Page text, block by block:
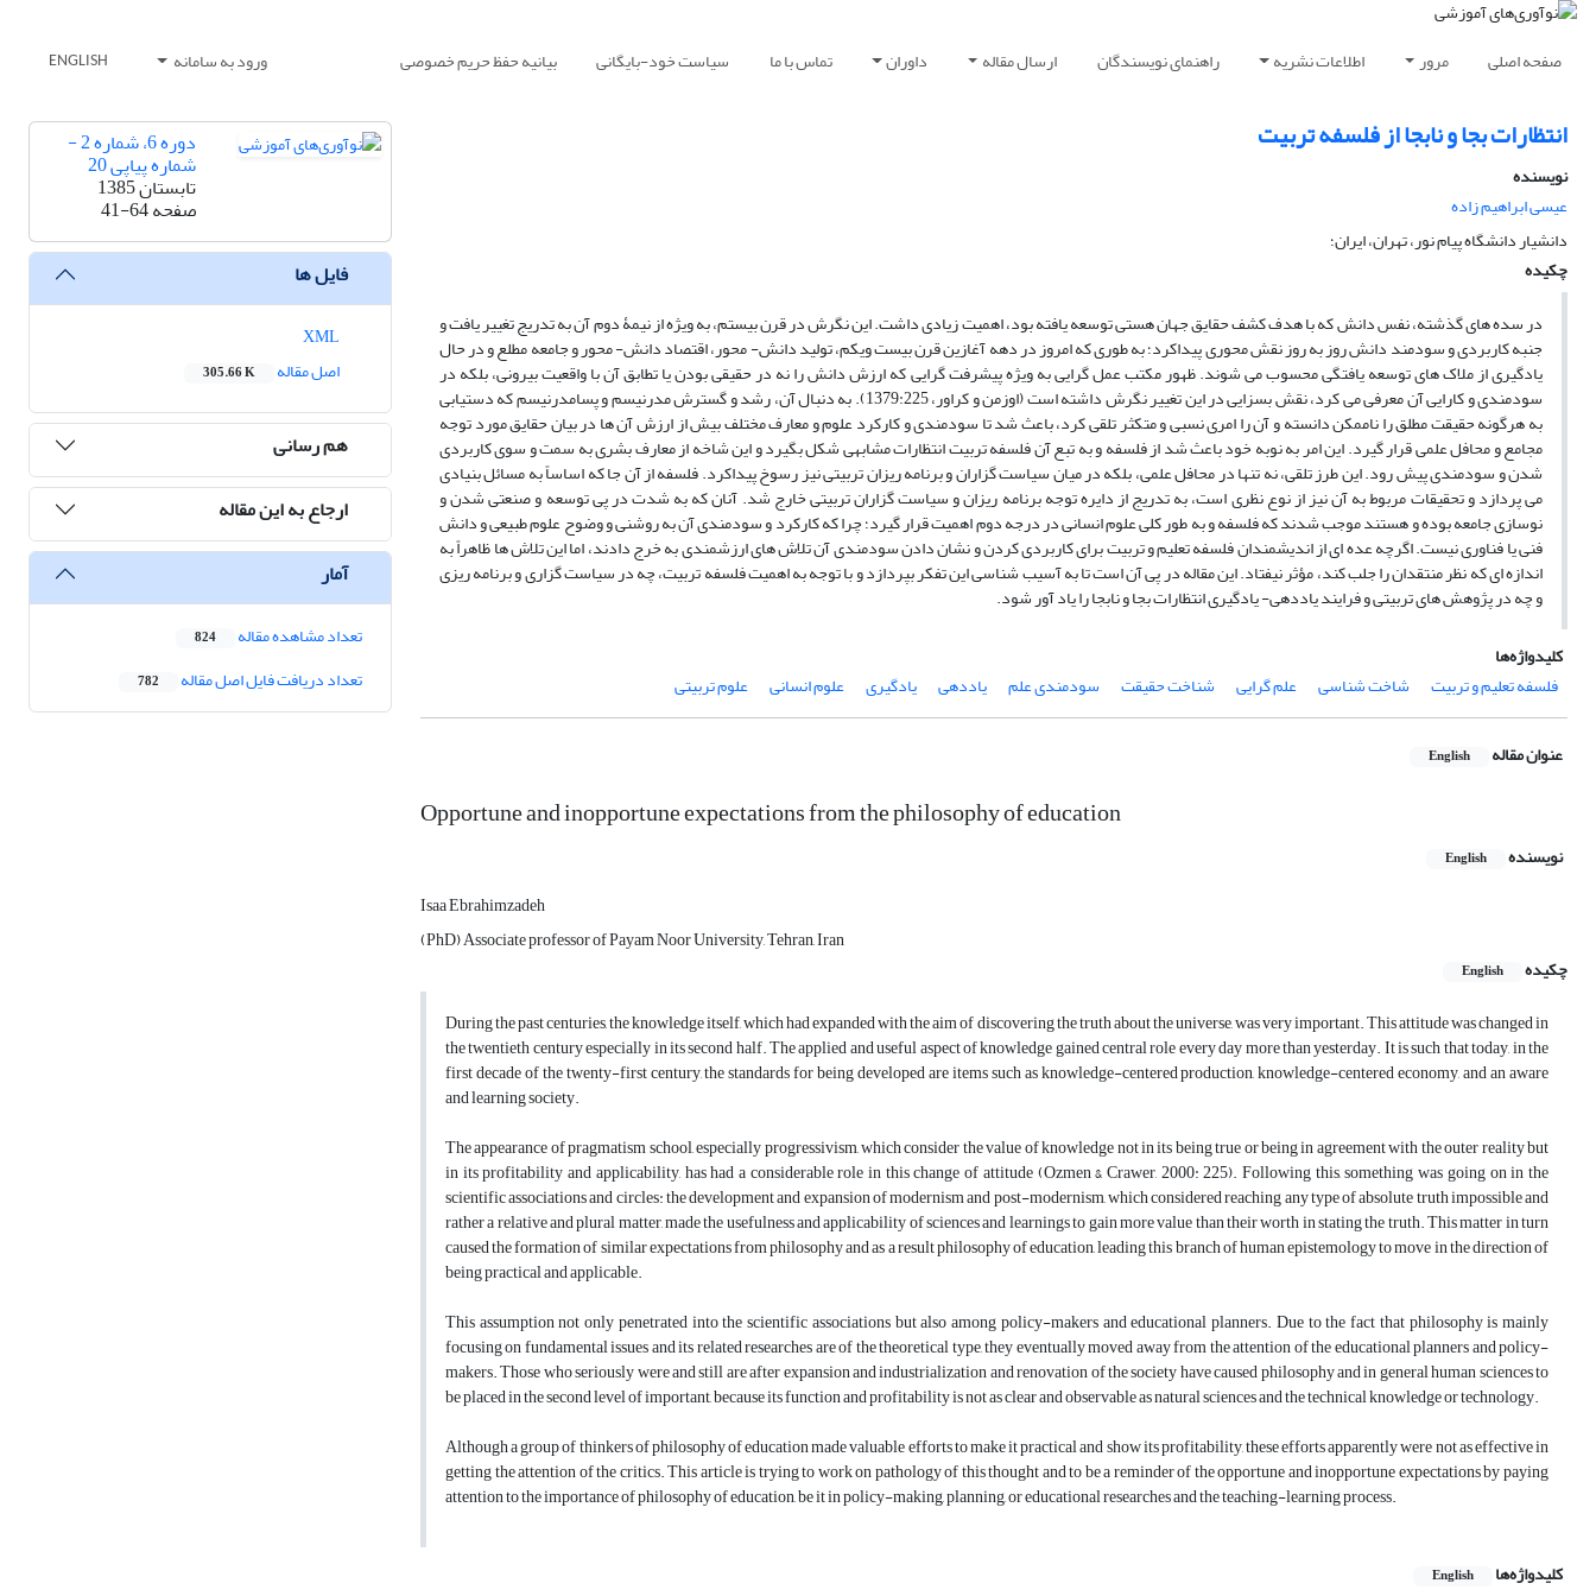
صفحه اصلی مرور اطلاعات نشریه راهنمای نویسندگان ارسال مقاله داوران تماس با ما سیاست خود-بایگانی بیانیه حفظ حریم خصوصی ورود به سامانه ENGLISH
انتظارات بجا و نابجا از فلسفه تربیت
نویسنده
عیسی ابراهیم زاده
دانشیار دانشگاه پیام نور، تهران، ایران؛
چکیده
در سده های گذشته، نفس دانش که با هدف کشف حقایق جهان هستی توسعه یافته بود، اهمیت زیادی داشت. این نگرش در قرن بیستم، به ویژه از نیمۀ دوم آن به تدریج تغییر یافت و
جنبه کاربردی و سودمند دانش روز به روز نقش محوری پیداکرد؛ به طوری که امروز در دهه آغازین قرن بیست ویکم، تولید دانش- محور، اقتصاد دانش- محور و جامعه مطلع و در حال
یادگیری از ملاک های توسعه یافتگی محسوب می شوند. ظهور مکتب عمل گرایی به ویژه پیشرفت گرایی که ارزش دانش را نه در حقیقی بودن یا تطابق آن با واقعیت بیرونی، بلکه در
سودمندی و کارایی آن معرفی می کرد، نقش بسزایی در این تغییر نگرش داشته است (اوزمن و کراور، 1379:225). به دنبال آن، رشد و گسترش مدرنیسم و پسامدرنیسم که دستیابی
به هرگونه حقیقت مطلق را ناممکن دانسته و آن را امری نسبی و متکثر تلقی کرد، باعث شد تا سودمندی و کارکرد علوم و معارف مختلف بیش از ارزش آن ها در بیان حقایق مورد توجه
مجامع و محافل علمی قرار گیرد. این امر به نوبه خود باعث شد از فلسفه و به تبع آن فلسفه تربیت انتظارات مشابهی شکل بگیرد و این شاخه از معارف بشری به سمت و سوی کاربردی
شدن و سودمندی پیش رود. این طرز تلقی، نه تنها در محافل علمی، بلکه در میان سیاست گزاران و برنامه ریزان تربیتی نیز رسوخ پیداکرد. فلسفه از آن جا که اساساً به مسائل بنیادی
می پردازد و تحقیقات مربوط به آن نیز از نوع نظری است، به تدریج از دایره توجه برنامه ریزان و سیاست گزاران تربیتی خارج شد. آنان که به شدت در پی توسعه و صنعتی شدن و
نوسازی جامعه بوده و هستند موجب شدند که فلسفه و به طور کلی علوم انسانی در درجه دوم اهمیت قرار گیرد؛ چرا که کارکرد و سودمندی آن به روشنی و وضوح علوم طبیعی و دانش
فنی یا فناوری نیست. اگرچه عده ای از اندیشمندان فلسفه تعلیم و تربیت برای کاربردی کردن و نشان دادن سودمندی آن تلاش های ارزشمندی به خرج دادند، اما این تلاش ها ظاهراً به
اندازه ای که نظر منتقدان را جلب کند، مؤثر نیفتاد. این مقاله در پی آن است تا به آسیب شناسی این تفکر بپردازد و با توجه به اهمیت فلسفه تربیت، چه در سیاست گزاری و برنامه ریزی
و چه در پژوهش های تربیتی و فرایند یاددهی- یادگیری انتظارات بجا و نابجا را یاد آور شود.
کلیدواژه‌ها
فلسفه تعلیم و تربیت
شاخت شناسی علم گرایی شناخت حقیقت سودمندی علم یاددهی یادگیری علوم انسانی علوم تربیتی
عنوان مقاله English
Opportune and inopportune expectations from the philosophy of education
نویسنده English
Isaa Ebrahimzadeh
(PhD) Associate professor of Payam Noor University, Tehran, Iran
چکیده
English
During the past centuries, the knowledge itself, which had expanded with the aim of discovering the truth about the universe, was very important. This attitude was changed in
the twentieth century especially in its second half. The applied and useful aspect of knowledge gained central role every day more than yesterday. It is such that today, in the
first decade of the twenty-first century, the standards for being developed are items such as knowledge-centered production, knowledge-centered economy, and an aware
and learning society.
The appearance of pragmatism school, especially progressivism, which consider the value of knowledge not in its being true or being in agreement with the outer reality but
in its profitability and applicability, has had a considerable role in this change of attitude (Ozmen & Crawer, 2000: 225). Following this, something was going on in the
scientific associations and circles: the development and expansion of modernism and post-modernism, which considered reaching any type of absolute truth impossible and
rather a relative and plural matter, made the usefulness and applicability of sciences and learnings to gain more value than their worth in stating the truth. This matter in turn
caused the formation of similar expectations from philosophy and as a result philosophy of education, leading this branch of human epistemology to move in the direction of
being practical and applicable.
This assumption not only penetrated into the scientific associations but also among policy-makers and educational planners. Due to the fact that philosophy is mainly
focusing on fundamental issues and its related researches are of the theoretical type, they eventually moved away from the attention of the educational planners and policy-
makers. Those who seriously were and still are after expansion and industrialization and renovation of the society have caused philosophy and in general human sciences to
be placed in the second level of important, because its function and profitability is not as clear and observable as natural sciences and the technical knowledge or technology.
Although a group of thinkers of philosophy of education made valuable efforts to make it practical and show its profitability, these efforts apparently were not as effective in
getting the attention of the critics. This article is trying to work on pathology of this thought and to be a reminder of the opportune and inopportune expectations by paying
attention to the importance of philosophy of education, be it in policy-making, planning, or educational researches and the teaching-learning process.
کلیدواژه‌ها English
دوره 6، شماره 2 -
شماره پیاپی 20
تابستان 1385
صفحه41-64
فایل ها
اصل مقاله
305.66 K
هم رسانی
ارجاع به این مقاله
آمار
تعداد مشاهده مقاله 824
تعداد دریافت فایل اصل مقاله 782